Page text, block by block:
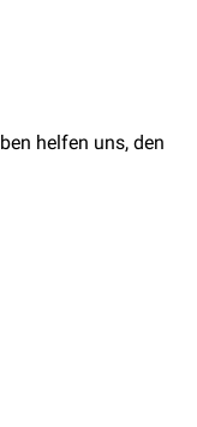
helfen uns, den